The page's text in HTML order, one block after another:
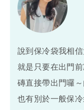
說到保冷袋我相
就是只要在出門
磚直接帶出門囉
也有別於一般保